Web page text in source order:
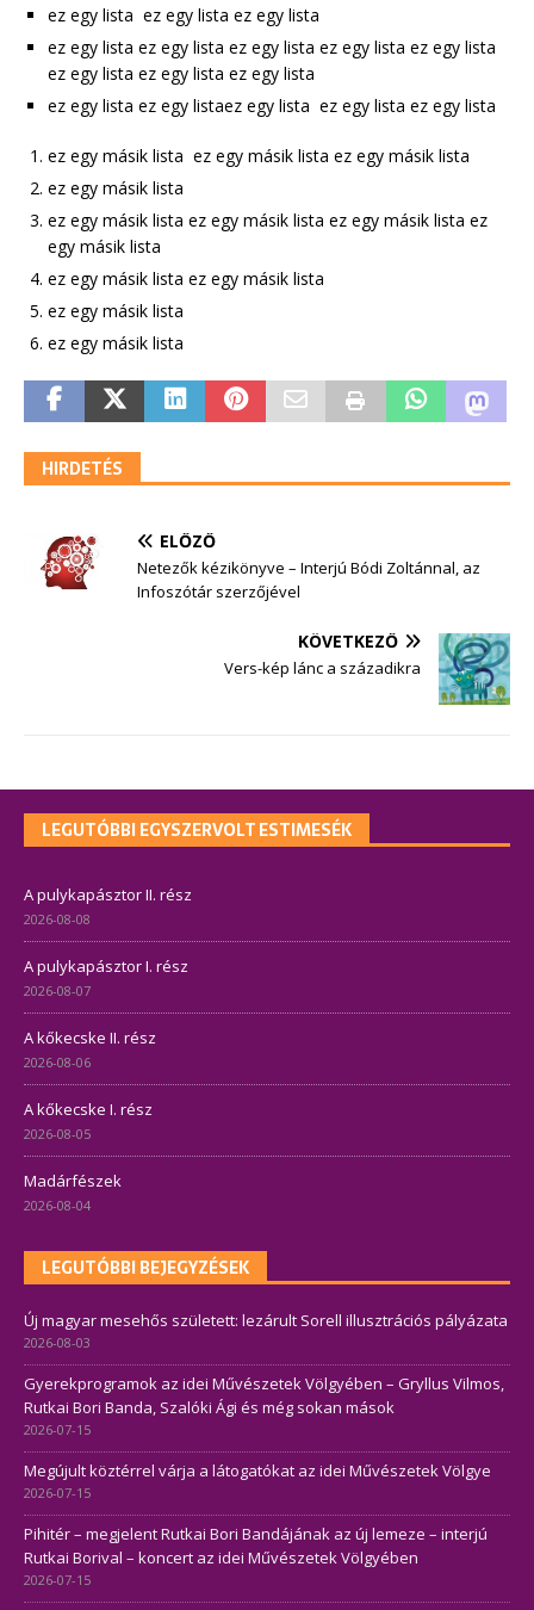
ez egy lista ez egy lista ez egy lista
ez egy lista ez egy lista ez egy lista ez egy lista ez egy lista
ez egy lista ez egy lista ez egy lista
ez egy lista ez egy listaez egy lista ez egy lista ez egy lista
ez egy másik lista ez egy másik lista ez egy másik lista
ez egy másik lista
ez egy másik lista ez egy másik lista ez egy másik lista ez
egy másik lista
ez egy másik lista ez egy másik lista
ez egy másik lista
ez egy másik lista
HIRDETÉS
ELŐZŐ
Netezők kézikönyve – Interjú Bódi Zoltánnal, az
Infoszótár szerzőjével
KÖVETKEZŐ
Vers-kép lánc a századikra
LEGUTÓBBI EGYSZERVOLT ESTIMESÉK
A pulykapásztor II. rész
2026-08-08
A pulykapásztor I. rész
2026-08-07
A kőkecske II. rész
2026-08-06
A kőkecske I. rész
2026-08-05
Madárfészek
2026-08-04
LEGUTÓBBI BEJEGYZÉSEK
Új magyar mesehős született: lezárult Sorell illusztrációs pályázata
2026-08-03
Gyerekprogramok az idei Művészetek Völgyében – Gryllus Vilmos,
Rutkai Bori Banda, Szalóki Ági és még sokan mások
2026-07-15
Megújult köztérrel várja a látogatókat az idei Művészetek Völgye
2026-07-15
Pihitér – megjelent Rutkai Bori Bandájának az új lemeze – interjú
Rutkai Borival – koncert az idei Művészetek Völgyében
2026-07-15